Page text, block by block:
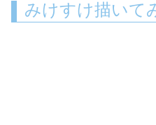
みけすけ描いて